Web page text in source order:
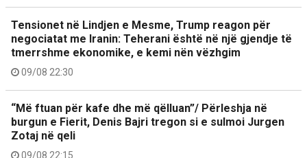
Tensionet në Lindjen e Mesme, Trump reagon për
negociatat me Iranin: Teherani është në një gjendje të
tmerrshme ekonomike, e kemi nën vëzhgim
09/08 22:30
“Më ftuan për kafe dhe më qëlluan”/ Përleshja në
burgun e Fierit, Denis Bajri tregon si e sulmoi Jurgen
Zotaj në qeli
09/08 22:15